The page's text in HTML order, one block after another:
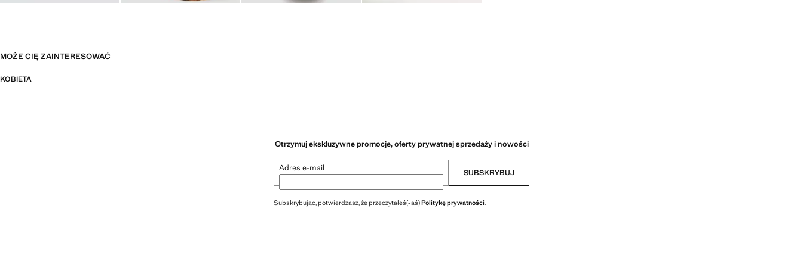
MOŻE CIĘ ZAINTERESOWAĆ
KOBIETA
Otrzymuj ekskluzywne promocje, oferty prywatnej sprzedaży i nowości
Adres e-mail SUBSKRYBUJ
Subskrybując, potwierdzasz, że przeczytałeś(-aś)Politykę prywatności.